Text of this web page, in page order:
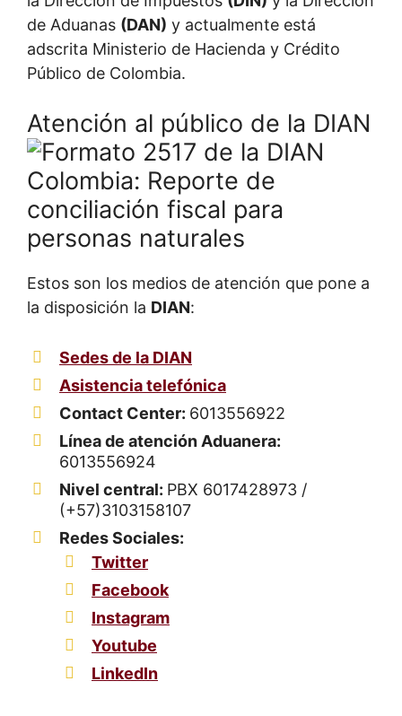
de Aduanas (DAN) y actualmente está
adscrita Ministerio de Hacienda y Crédito
Público de Colombia.
Atención al público de la DIAN
Estos son los medios de atención que pone a
la disposición la DIAN:
Sedes de la DIAN
Asistencia telefónica
Contact Center: 6013556922
Línea de atención Aduanera:
6013556924
Nivel central: PBX 6017428973 /
(+57)3103158107
Redes Sociales:
Twitter
Facebook
Instagram
Youtube
LinkedIn